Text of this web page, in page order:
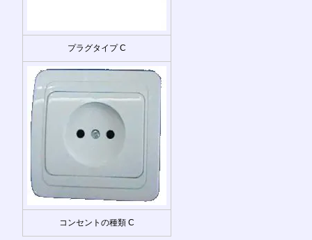
プラグタイプ C
コンセントの種類 C